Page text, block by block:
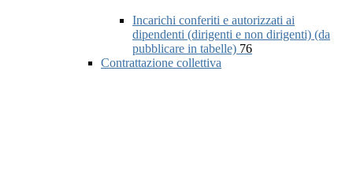
Incarichi conferiti e autorizzati ai
dipendenti (dirigenti e non dirigenti) (da
pubblicare in tabelle) 76
Contrattazione collettiva